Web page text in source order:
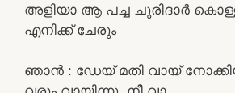
അളിയാ ആ പച്ച ചുരിദാർ
എനിക്ക് ചേരും
ഞാൻ : ഡേയ് മതി വായ്